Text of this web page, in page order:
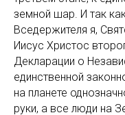
земной шар. И так
Вседержителя я,
Иисус Христос
Декларации о
единственной
на планете
руки, а все люди на